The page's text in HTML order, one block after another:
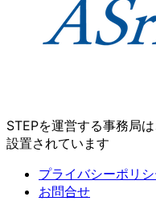
STEPを運営する事務局
設置されています
プライバシーポリ
お問合せ